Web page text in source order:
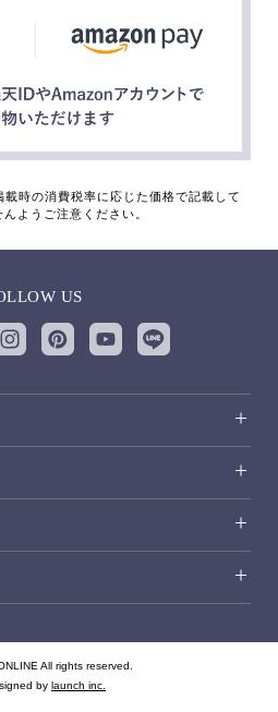
時の消費税率に応じた価格で記載して
ようご注意ください。
US
All rights reserved.
by launch inc.